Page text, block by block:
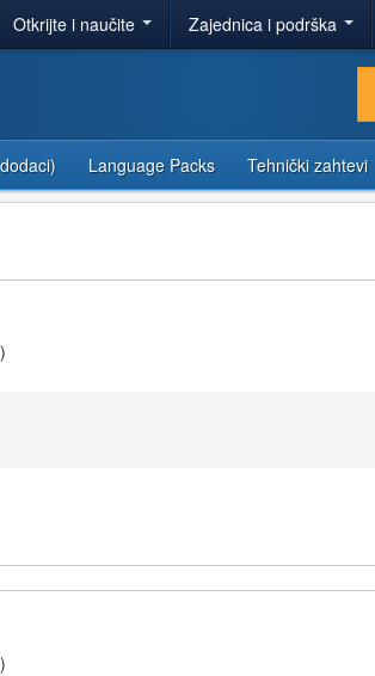
Otkrijte i naučite Zajednica i podrška
Language Packs Tehnički zahtevi